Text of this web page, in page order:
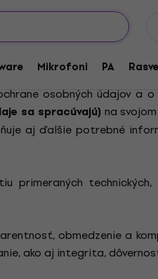
Mikrofoni PA
Parlamentu a Rady
ktorým sa zrušuje
osobných údajov a
sa spracúvajú) na
aj ďalšie potrebné
technických,
obmedzenie a
ako aj integrita,